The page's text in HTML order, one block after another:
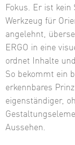
Fokus. Er ist
Werkzeug für
angelehnt,
ERGO in eine
ordnet Inhalte
So bekommt ein
erkennbares
eigenständiger,
Aussehen.